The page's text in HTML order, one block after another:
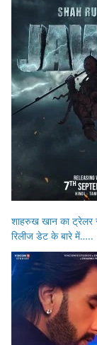
शाहरुख खान का ट्रेलर
रिलीज डेट के बारे में…..